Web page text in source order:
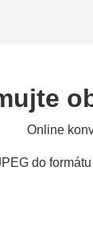
Online
do